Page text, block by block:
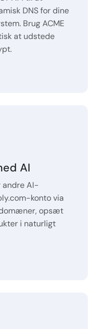
DNS for dine
Brug ACME
at udstede
AI
andre AI-
konto via
domæner, opsæt
i naturligt